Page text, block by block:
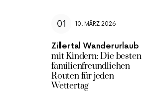
10. MÄRZ 2026
Zillertal Wanderurlaub
mit Kindern: Die besten
familienfreundlichen
Routen für jeden
Wettertag